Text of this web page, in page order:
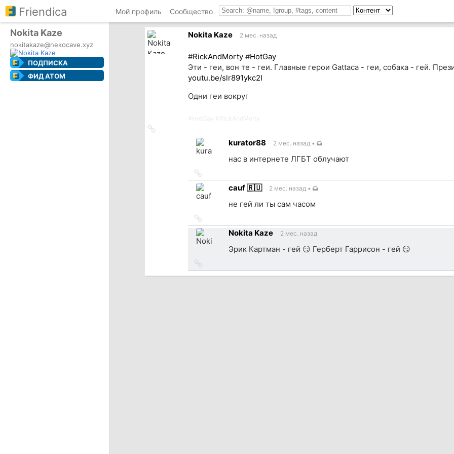
Friendica Мой профиль Сообщество
Nokita Kaze
nokitakaze@nekocave.xyz
ПОДПИСКА
ФИД ATOM
Nokita Kaze 2 мес. назад
#RickAndMorty#HotGay
Эти - геи, вон те - геи. Главные герои Gattaca - геи, собака - гей.
youtu.be/slr891ykc2I
Одни геи вокруг
kurator88 2 мес. назад •
нас в интернете ЛГБТ облучают
на
источникcauf 🇷🇺 2 мес. назад •
не гей ли ты сам часом
на
источникNokita Kaze 2 мес. назад
Эрик Картман - гей 😏 Герберт Гаррисон - гей 😏
на